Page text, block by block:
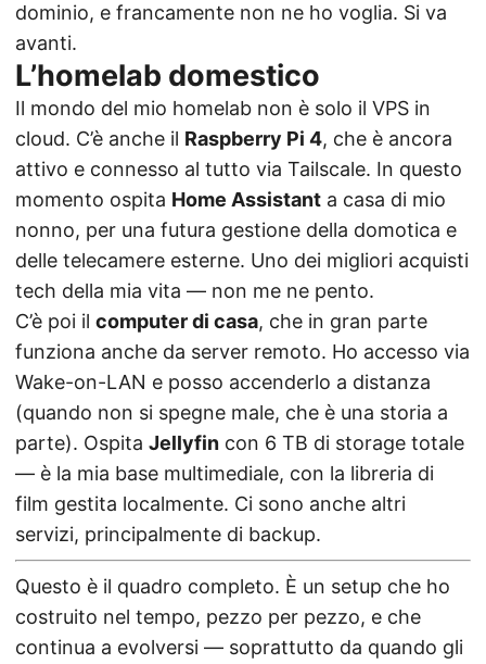
dominio, e francamente non ne ho voglia. Si va
avanti.
L’homelab domestico
Il mondo del mio homelab non è solo il VPS in
cloud. C’è anche il Raspberry Pi 4, che è ancora
attivo e connesso al tutto via Tailscale. In questo
momento ospita Home Assistant a casa di mio
nonno, per una futura gestione della domotica e
delle telecamere esterne. Uno dei migliori acquisti
tech della mia vita — non me ne pento.
C’è poi il computer di casa, che in gran parte
funziona anche da server remoto. Ho accesso via
Wake-on-LAN e posso accenderlo a distanza
(quando non si spegne male, che è una storia a
parte). Ospita Jellyfin con 6 TB di storage totale
— è la mia base multimediale, con la libreria di
film gestita localmente. Ci sono anche altri
servizi, principalmente di backup.
Questo è il quadro completo. È un setup che ho
costruito nel tempo, pezzo per pezzo, e che
continua a evolversi — soprattutto da quando gli